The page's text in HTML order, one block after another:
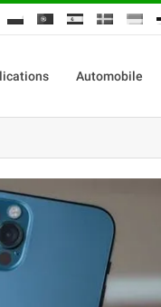
Automobile